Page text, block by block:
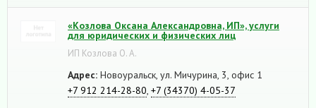
«Козлова Оксана Александровна, ИП», услуги
для юридических и физических лиц
ИП Козлова О. А.
Адрес: Новоуральск, ул. Мичурина, 3, офис 1
+7 912 214-28-80 +7 (34370) 4-05-37